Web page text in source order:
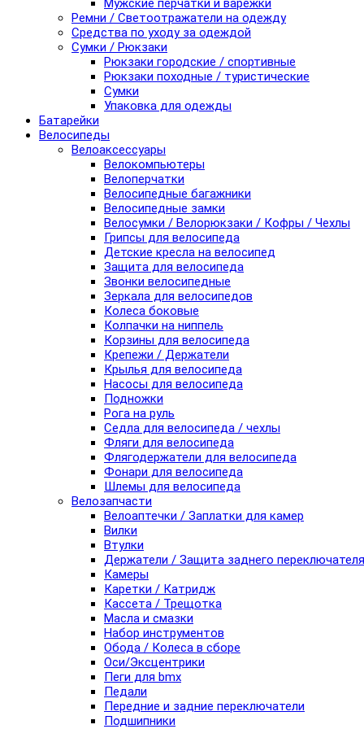
Мужские перчатки и варежки
Ремни / Светоотражатели на одежду
Средства по уходу за одеждой
Сумки / Рюкзаки
Рюкзаки городские / спортивные
Рюкзаки походные / туристические
Сумки
Упаковка для одежды
Батарейки
Велосипеды
Велоаксессуары
Велокомпьютеры
Велоперчатки
Велосипедные багажники
Велосипедные замки
Велосумки / Велорюкзаки / Кофры / Чехлы
Грипсы для велосипеда
Детские кресла на велосипед
Защита для велосипеда
Звонки велосипедные
Зеркала для велосипедов
Колеса боковые
Колпачки на ниппель
Корзины для велосипеда
Крепежи / Держатели
Крылья для велосипеда
Насосы для велосипеда
Подножки
Рога на руль
Седла для велосипеда / чехлы
Фляги для велосипеда
Флягодержатели для велосипеда
Фонари для велосипеда
Шлемы для велосипеда
Велозапчасти
Велоаптечки / Заплатки для камер
Вилки
Втулки
Держатели / Защита заднего переключателя
Камеры
Каретки / Катридж
Кассета / Трещотка
Масла и смазки
Набор инструментов
Обода / Колеса в сборе
Оси/Эксцентрики
Пеги для bmx
Педали
Передние и задние переключатели
Подшипники